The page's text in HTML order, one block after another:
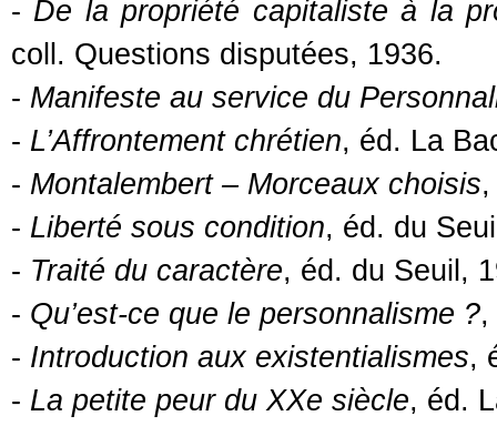
- De la propriété capitaliste à la
coll. Questions disputées, 1936.
- Manifeste au service du
- L’Affrontement chrétien, éd. La
- Montalembert – Morceaux choisis
- Liberté sous condition, éd. du
- Traité du caractère, éd. du Seuil,
- Qu’est-ce que le personnalisme ?,
- Introduction aux existentialismes,
- La petite peur du XXe siècle, éd.